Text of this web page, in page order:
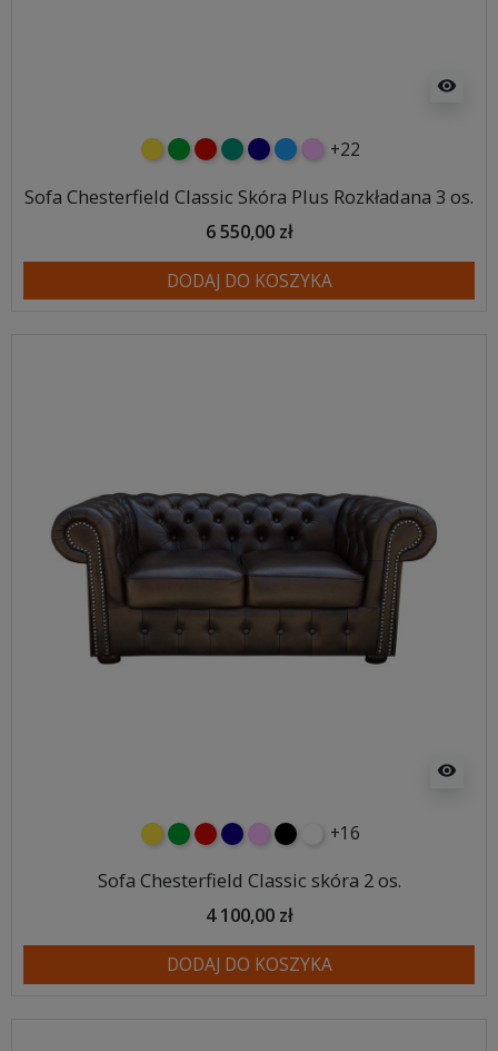
visibility
żółtyzielonyczerwony
turkusowy
granatowy
niebieski
różowy
+22
Sofa Chesterfield Classic Skóra Plus Rozkładana 3 os.
6 550,00 zł
DODAJ DO KOSZYKA
visibility
żółtyzielonyczerwony
granatowy
różowyczarnybiały+16
Sofa Chesterfield Classic skóra 2 os.
4 100,00 zł
DODAJ DO KOSZYKA